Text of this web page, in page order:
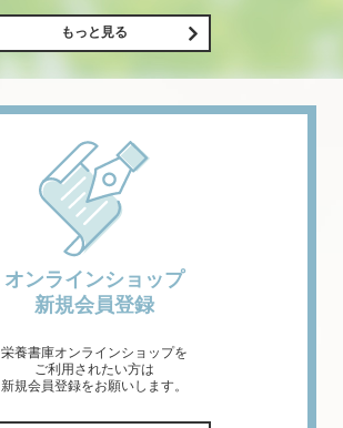
もっと見る
オンラインショップ
新規会員登録
栄養書庫オンラインショップを
ご利用されたい方は
新規会員登録をお願いします。